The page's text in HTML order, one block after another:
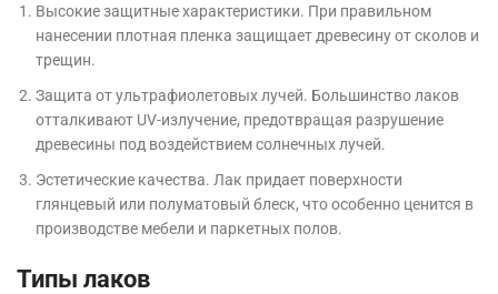
Высокие защитные характеристики. При правильном
нанесении плотная пленка защищает древесину от сколов и
трещин.
Защита от ультрафиолетовых лучей. Большинство лаков
отталкивают UV-излучение, предотвращая разрушение
древесины под воздействием солнечных лучей.
Эстетические качества. Лак придает поверхности
глянцевый или полуматовый блеск, что особенно ценится в
производстве мебели и паркетных полов.
Типы лаков